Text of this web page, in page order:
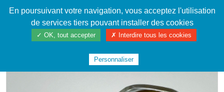
Cahier de textes patrickRICHARD
INSTRUMENTS DE MUSIQUE
#SARDINES2024
En poursuivant votre navigation, vous acceptez l'utilisation
de services tiers pouvant installer des cookies
✓ OK, tout accepter ✗ Interdire tous les cookies
Personnaliser